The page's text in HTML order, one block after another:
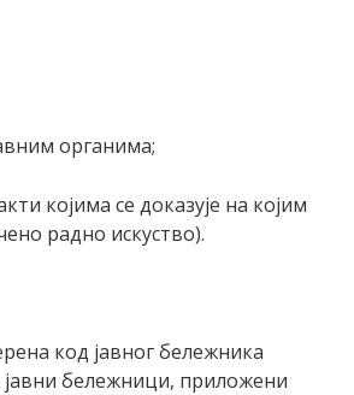
органима;
којима се доказује на којим
радно искуство).
код јавног бележника
бележници, приложени